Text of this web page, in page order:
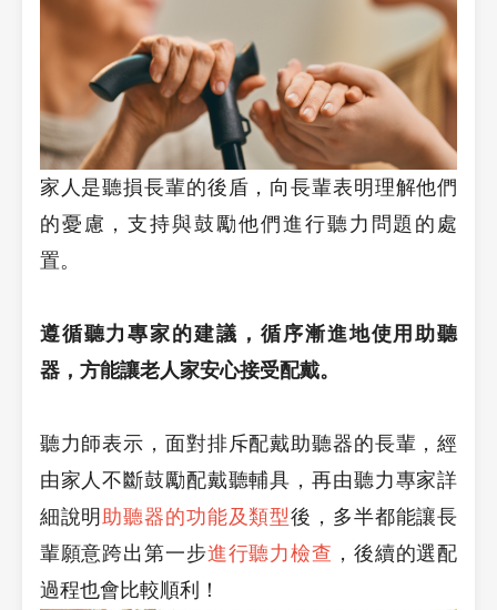
家人是聽損長輩的後盾，向長輩表明理解他們
的憂慮，支持與鼓勵他們進行聽力問題的處
置。
遵循聽力專家的建議，循序漸進地使用助聽
器，方能讓老人家安心接受配戴。
聽力師表示，面對排斥配戴助聽器的長輩，經
由家人不斷鼓勵配戴聽輔具，再由聽力專家詳
細說明 助聽器的功能及類型後，多半都能讓長
輩願意跨出第一步進行聽力檢查 ，後續的選配
過程也會比較順利！